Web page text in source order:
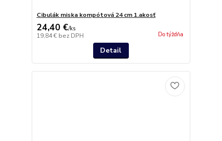
Cibulák miska kompótová 24 cm 1.akosť
24,40 €/ks
19,84 € bez DPH Do týždňa
Detail